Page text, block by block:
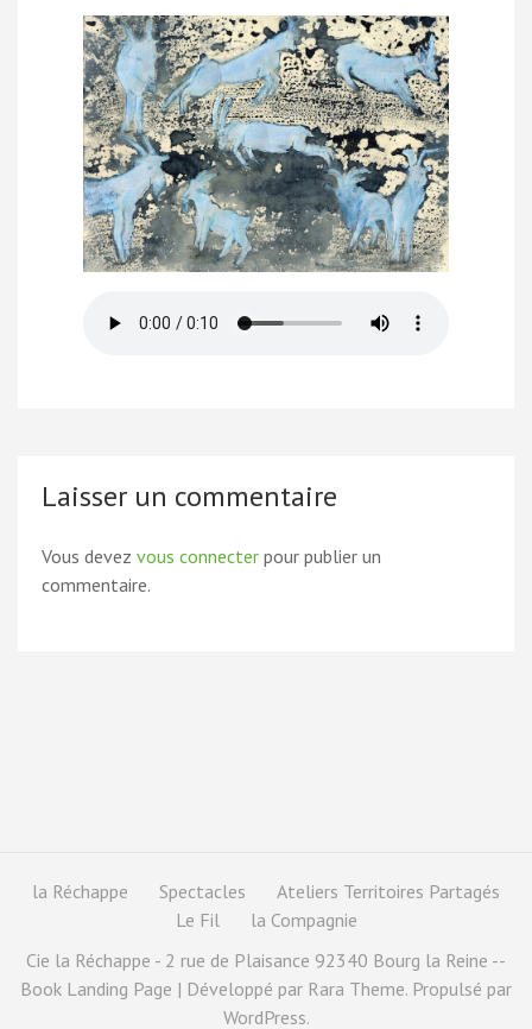
Laisser un commentaire
Vous devez vous connecter pour publier un
commentaire.
la Réchappe Spectacles
Ateliers Territoires Partagés
Le Fil
la Compagnie
Cie la Réchappe - 2 rue de Plaisance 92340 Bourg la Reine --
Book Landing Page | Développé par Rara Theme. Propulsé par
WordPress.